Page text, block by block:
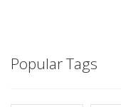
Popular Tags